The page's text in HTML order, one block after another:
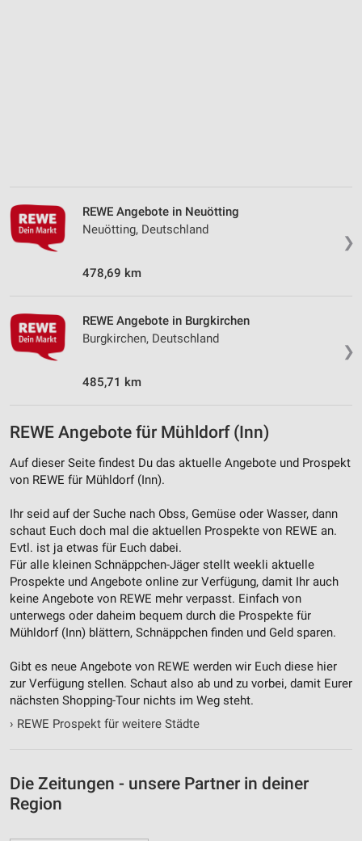
❯
REWE Angebote in Neuötting
Neuötting, Deutschland
478,69 km
❯
REWE Angebote in Burgkirchen
Burgkirchen, Deutschland
485,71 km
REWE Angebote für Mühldorf (Inn)
Auf dieser Seite findest Du das aktuelle Angebote und Prospekt
von REWE für Mühldorf (Inn).
Ihr seid auf der Suche nach Obss, Gemüse oder Wasser, dann
schaut Euch doch mal die aktuellen Prospekte von REWE an.
Evtl. ist ja etwas für Euch dabei.
Für alle kleinen Schnäppchen-Jäger stellt weekli aktuelle
Prospekte und Angebote online zur Verfügung, damit Ihr auch
keine Angebote von REWE mehr verpasst. Einfach von
unterwegs oder daheim bequem durch die Prospekte für
Mühldorf (Inn) blättern, Schnäppchen finden und Geld sparen.
Gibt es neue Angebote von REWE werden wir Euch diese hier
zur Verfügung stellen. Schaut also ab und zu vorbei, damit Eurer
nächsten Shopping-Tour nichts im Weg steht.
› REWE Prospekt für weitere Städte
Die Zeitungen - unsere Partner in deiner
Region
Informationen identifizieren
Nicht-IAB-Verarbeitungszwecke:
Funktional
Werbung